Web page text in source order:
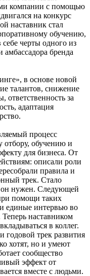
компании с помощью
на конкурс
наставник стал
обучению,
черты одного из
амбассадора бренда
в основе новой
талантов, снижение
ответственность за
адаптация
процесс
отбору, обучению и
для бизнеса. От
описали роли
правила и
трек. Стало
он нужен. Следующей
помощи таких
единые интервью во
наставником
в коллег.
годовой трек развития
хотят, но и умеют
сообщество
эффект от
вместе с людьми.